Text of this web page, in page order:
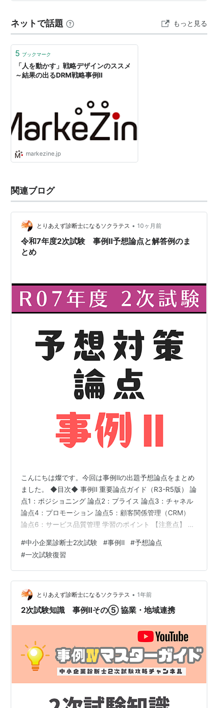
に向かってまっすぐ繋ぐこと」です。そのロジカルシン
キングの中に、実…
ネットで話題 もっと見る
5 ブックマーク
「人を動かす」戦略デザインのススメ
～結果の出るDRM戦略事例Ⅱ
markezine.jp
関連ブログ
とりあえず診断士になるソクラテス • 10ヶ月前
令和7年度2次試験 事例Ⅱ予想論点と解答例のま
とめ
こんにちは燦です。今回は事例Ⅱの出題予想論点をまとめ
ました。 ◆目次◆ 事例Ⅱ 重要論点ガイド（R3-R5版） 論
点1：ポジショニング 論点2：プライス 論点3：チャネル
論点4：プロモーション 論点5：顧客関係管理（CRM）
論点6：サービス品質管理 学習のポイント 【注意点】 令
論点をお届けしますが、まず最初に大事な注意点があり
ます。 確実にこれで勝つる！ その考えが一番危険なん
よ…。 予想論点を勉強すれば、二次試験で有利になるん
じゃないか？ 正直そうでもないです。予想論点っぽい話
が与件や設問に出てきたとしますよね。「で？」って話
です。…
#中小企業診断士2次試験 #事例Ⅱ #予想論点
#一次試験復習
とりあえず診断士になるソクラテス • 1年前
2次試験知識 事例Ⅱその⑤ 協業・地域連携